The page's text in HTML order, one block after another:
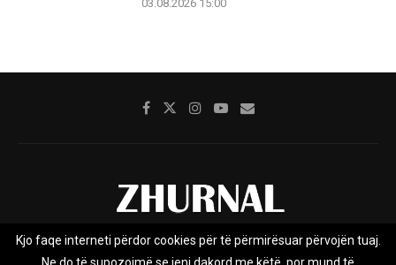
03.08.2026 15:00
Rreth nesh Impresumi Marketing Kontakt
Kjo faqe interneti përdor cookies për të përmirësuar përvojën tuaj.